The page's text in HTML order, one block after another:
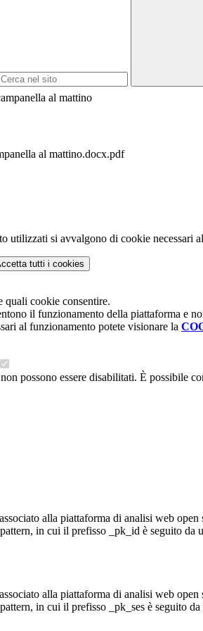
al mattino
al mattino.docx.pdf
utilizzati si avvalgono di cookie necessari
tutti i cookies
quali cookie consentire.
il funzionamento della piattaforma e
al funzionamento potete visionare la
possono essere disabilitati. È possibile
alla piattaforma di analisi web
in cui il prefisso _pk_id è seguito
alla piattaforma di analisi web
in cui il prefisso _pk_ses è seguito